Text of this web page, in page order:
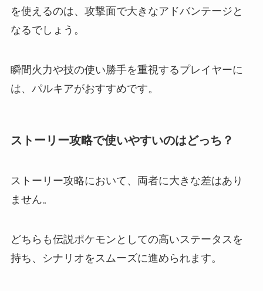
を使えるのは、攻撃面で大きなアドバンテージと
なるでしょう。
瞬間火力や技の使い勝手を重視するプレイヤーに
は、パルキアがおすすめです。
ストーリー攻略で使いやすいのはどっち？
ストーリー攻略において、両者に大きな差はあり
ません。
どちらも伝説ポケモンとしての高いステータスを
持ち、シナリオをスムーズに進められます。